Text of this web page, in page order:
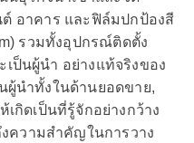
อาคาร และฟิล์มปกป้องสี
รวมทั้งอุปกรณ์ติดตั้ง
ป็นผู้นำ อย่างแท้จริงของ
ผู้นำทั้งในด้านยอดขาย,
กิดเป็นที่รู้จักอย่างกว้าง
ความสำคัญในการวาง